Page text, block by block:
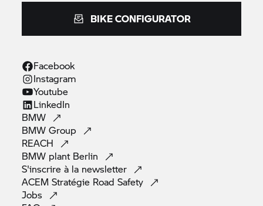
BIKE CONFIGURATOR
Facebook
Instagram
Youtube
LinkedIn
BMW
BMWGroup
REACH
BMW plant Berlin
S'inscrire à la newsletter
ACEM Stratégie RoadSafety
Jobs